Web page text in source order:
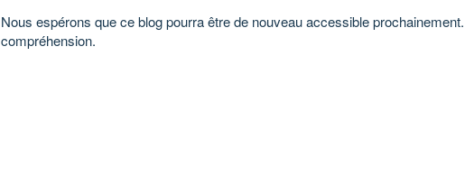
Nous espérons que ce blog pourra être de nouveau accessible
compréhension.